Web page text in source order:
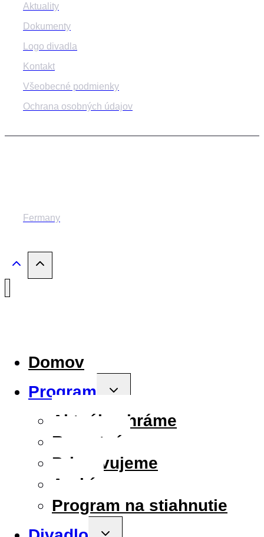
Aktuality
Dokumenty
Logo divadla
Kontakt
Všeobecné podmienky
Ochrana osobných údajov
Fermany
Domov
Program
Toggle
Aktuálne hráme
Repertoár
Pripravujeme
Archív
Program na stiahnutie
Toggle